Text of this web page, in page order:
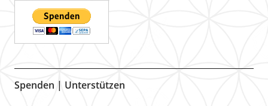
Spenden | Unterstützen